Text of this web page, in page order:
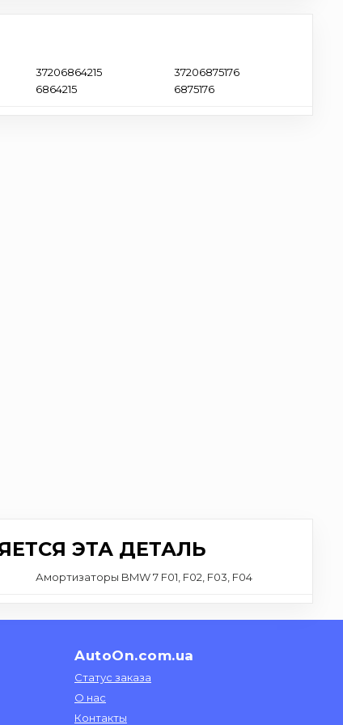
37206864215
37206875176
6864215 6875176
ЭТА ДЕТАЛЬ
Амортизаторы BMW 7 F01, F02, F03, F04
AutoOn.com.ua
Статус заказа
О нас
Контакты